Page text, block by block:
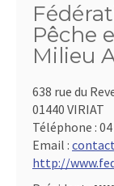
Pêche
Milieu
638 rue du
01440 VIRIAT
Téléphone :
Email :
http://